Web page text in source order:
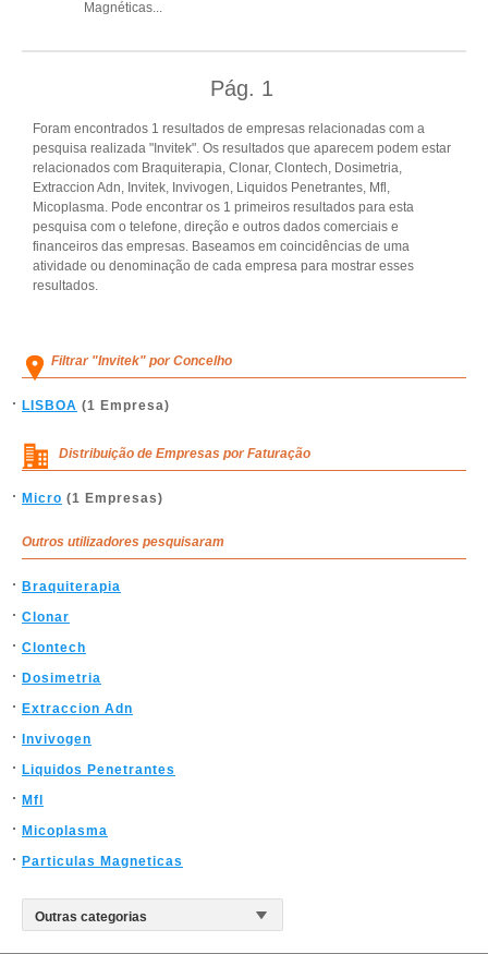
Magnéticas...
Pág. 1
Foram encontrados 1 resultados de empresas relacionadas com a
pesquisa realizada "Invitek". Os resultados que aparecem podem estar
relacionados com Braquiterapia, Clonar, Clontech, Dosimetria,
Extraccion Adn, Invitek, Invivogen, Liquidos Penetrantes, Mfl,
Micoplasma. Pode encontrar os 1 primeiros resultados para esta
pesquisa com o telefone, direção e outros dados comerciais e
financeiros das empresas. Baseamos em coincidências de uma
atividade ou denominação de cada empresa para mostrar esses
resultados.
Filtrar "Invitek" por Concelho
LISBOA (1 Empresa)
Distribuição de Empresas por Faturação
Micro (1 Empresas)
Outros utilizadores pesquisaram
Braquiterapia
Clonar
Clontech
Dosimetria
Extraccion Adn
Invivogen
Liquidos Penetrantes
Mfl
Micoplasma
Particulas Magneticas